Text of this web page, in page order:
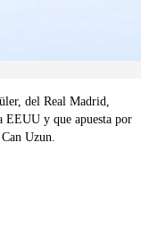
del Real Madrid,
EEUU y que apuesta por
Uzun.